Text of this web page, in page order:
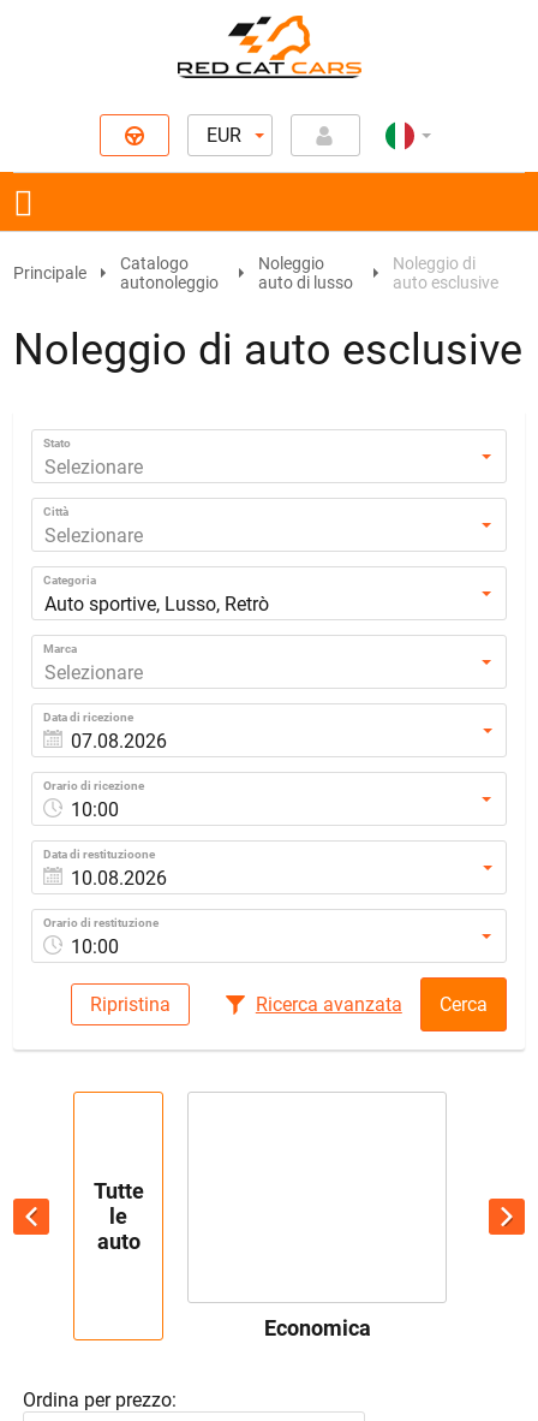
EUR
Principale
Catalogo
autonoleggio
Noleggio
auto di lusso
Noleggio di
auto esclusive
Noleggio di auto esclusive
Stato
Selezionare
Città
Selezionare
Categoria
Auto sportive, Lusso, Retrò
Marca
Selezionare
Data di ricezione
Orario di ricezione
10:00
Data di restituzioone
Orario di restituzione
10:00
Ripristina Ricerca avanzata Cerca
Tutte
le
auto
Economica
Ordina per prezzo: